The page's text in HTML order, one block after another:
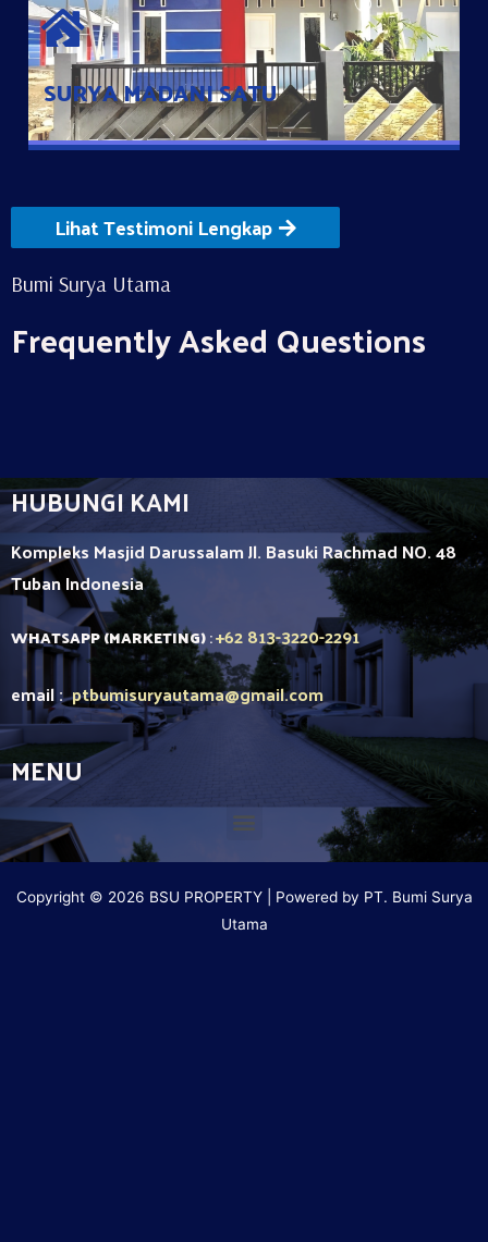
SURYA MADANI SATU
Satu-satunya Hunian nyaman dengan harga subsidi hanya 100
jutaan dengan lokasi strategis di Tuban
Lihat Testimoni Lengkap
Bumi Surya Utama
Frequently Asked Questions
HUBUNGI KAMI
Kompleks Masjid Darussalam Jl. Basuki Rachmad NO. 48
TubanIndonesia
WHATSAPP (MARKETING):+62 813-3220-2291
email :ptbumisuryautama@gmail.com
MENU
Copyright © 2026 BSU PROPERTY | Powered by PT. Bumi Surya
Utama